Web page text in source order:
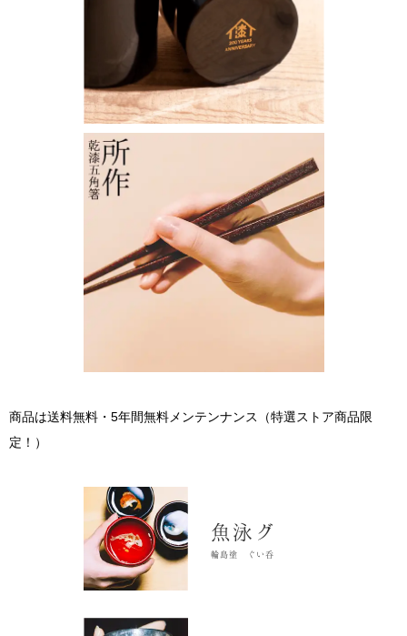
商品は送料無料・5年間無料メンテンナンス（特選ストア商品限
定！）
魚泳グ
輪島塗 ぐい呑